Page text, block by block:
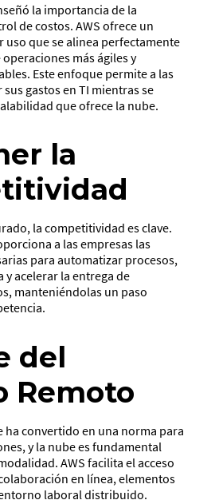
la importancia de la
de costos. AWS ofrece un
uso que se alinea perfectamente
más ágiles y
Este enfoque permite a las
gastos en TI mientras se
que ofrece la nube.
la
la competitividad es clave.
a las empresas las
para automatizar procesos,
y acelerar la entrega de
manteniéndolas un paso
del
Remoto
ha convertido en una norma para
y la nube es fundamental
AWS facilita el acceso
en línea, elementos
laboral distribuido.